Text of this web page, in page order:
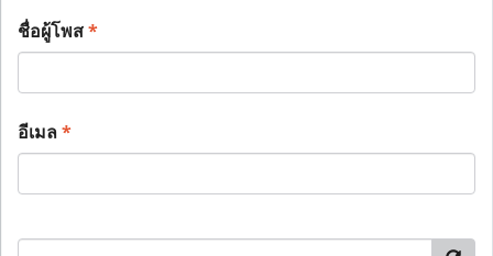
ชื่อผู้โพส*
อีเมล*